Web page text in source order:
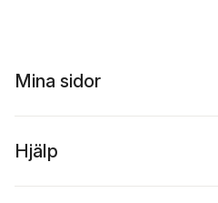
Mina sidor
Hjälp